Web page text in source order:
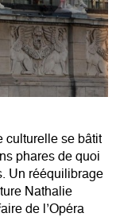
culturelle se bâtit
phares de quoi
Un rééquilibrage
Nathalie
de l’Opéra